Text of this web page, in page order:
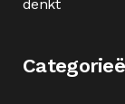
denkt